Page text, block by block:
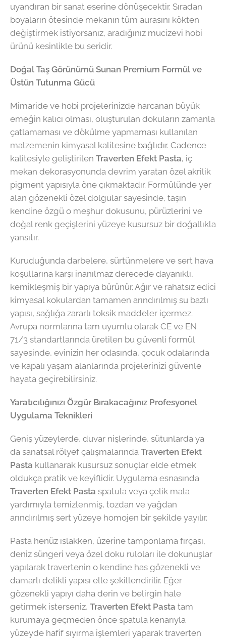
uyandıran bir sanat eserine dönüşecektir. Sıradan
boyaların ötesinde mekanın tüm aurasını kökten
değiştirmek istiyorsanız, aradığınız mucizevi hobi
ürünü kesinlikle bu seridir.
Doğal Taş Görünümü Sunan Premium Formül ve
Üstün Tutunma Gücü
Mimaride ve hobi projelerinizde harcanan büyük
emeğin kalıcı olması, oluşturulan dokuların zamanla
çatlamaması ve dökülme yapmaması kullanılan
malzemenin kimyasal kalitesine bağlıdır. Cadence
kalitesiyle geliştirilen Traverten Efekt Pasta, iç
mekan dekorasyonunda devrim yaratan özel akrilik
pigment yapısıyla öne çıkmaktadır. Formülünde yer
alan gözenekli özel dolgular sayesinde, taşın
kendine özgü o meşhur dokusunu, pürüzlerini ve
doğal renk geçişlerini yüzeye kusursuz bir doğallıkla
yansıtır.
Kuruduğunda darbelere, sürtünmelere ve sert hava
koşullarına karşı inanılmaz derecede dayanıklı,
kemikleşmiş bir yapıya bürünür. Ağır ve rahatsız edici
kimyasal kokulardan tamamen arındırılmış su bazlı
yapısı, sağlığa zararlı toksik maddeler içermez.
Avrupa normlarına tam uyumlu olarak CE ve EN
71/3 standartlarında üretilen bu güvenli formül
sayesinde, evinizin her odasında, çocuk odalarında
ve kapalı yaşam alanlarında projelerinizi güvenle
hayata geçirebilirsiniz.
Yaratıcılığınızı Özgür Bırakacağınız Profesyonel
Uygulama Teknikleri
Geniş yüzeylerde, duvar nişlerinde, sütunlarda ya
da sanatsal rölyef çalışmalarında Traverten Efekt
Pasta kullanarak kusursuz sonuçlar elde etmek
oldukça pratik ve keyiflidir. Uygulama esnasında
Traverten Efekt Pasta spatula veya çelik mala
yardımıyla temizlenmiş, tozdan ve yağdan
arındırılmış sert yüzeye homojen bir şekilde yayılır.
Pasta henüz ıslakken, üzerine tamponlama fırçası,
deniz süngeri veya özel doku ruloları ile dokunuşlar
yapılarak travertenin o kendine has gözenekli ve
damarlı delikli yapısı elle şekillendirilir. Eğer
gözenekli yapıyı daha derin ve belirgin hale
getirmek isterseniz, Traverten Efekt Pasta tam
kurumaya geçmeden önce spatula kenarıyla
yüzeyde hafif sıyırma işlemleri yaparak traverten